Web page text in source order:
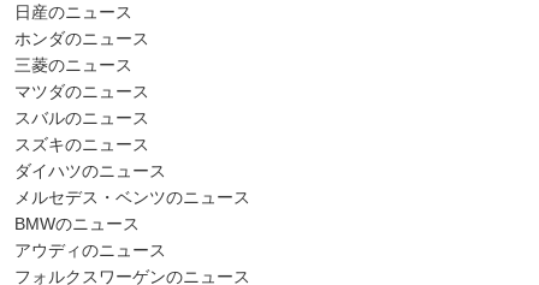
日産のニュース
ホンダのニュース
三菱のニュース
マツダのニュース
スバルのニュース
スズキのニュース
ダイハツのニュース
メルセデス・ベンツのニュース
BMWのニュース
アウディのニュース
フォルクスワーゲンのニュース